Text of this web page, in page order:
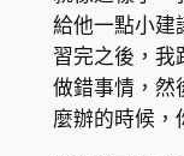
給他一點小建
習完之後，我
做錯事情，然
麼辦的時候，